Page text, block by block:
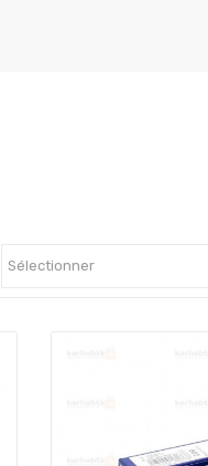
Sélectionner